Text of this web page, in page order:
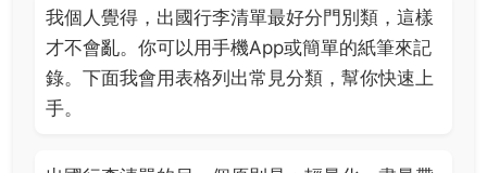
我個人覺得，出國行李清單最好分門別類，這樣
才不會亂。你可以用手機App或簡單的紙筆來記
錄。下面我會用表格列出常見分類，幫你快速上
手。